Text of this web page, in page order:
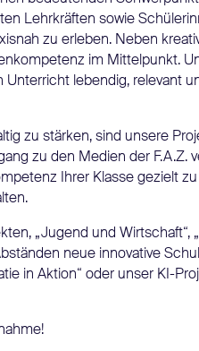
Lehrkräften sowie
zu erleben. Neben
im Mittelpunkt.
lebendig, relevant
zu stärken, sind unsere
zu den Medien der F.A.Z.
Ihrer Klasse gezielt
„Jugend und Wirtschaft“,
neue innovative
in Aktion“ oder unser KI-